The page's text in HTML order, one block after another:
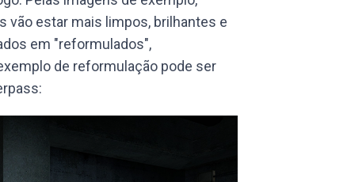
vão estar mais limpos, brilhantes e
em "reformulados",
de reformulação pode ser